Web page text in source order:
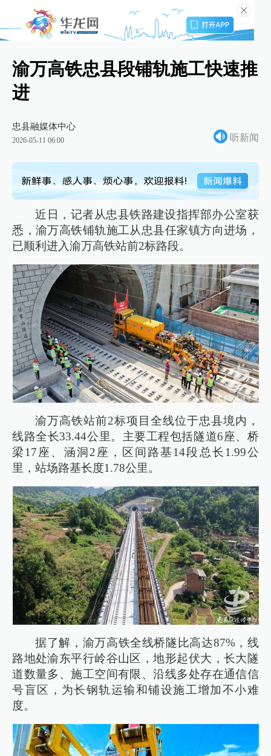
渝万高铁忠县段铺轨施工快速推
进
忠县融媒体中心
2026-05-11 06:00 听新闻
近日，记者从忠县铁路建设指挥部办公室获
悉，渝万高铁铺轨施工从忠县任家镇方向进场，
已顺利进入渝万高铁站前2标路段。
渝万高铁站前2标项目全线位于忠县境内，
线路全长33.44公里。主要工程包括隧道6座、桥
梁17座、涵洞2座，区间路基14段总长1.99公
里，站场路基长度1.78公里。
据了解，渝万高铁全线桥隧比高达87%，线
路地处渝东平行岭谷山区，地形起伏大，长大隧
道数量多、施工空间有限、沿线多处存在通信信
号盲区，为长钢轨运输和铺设施工增加不小难
度。